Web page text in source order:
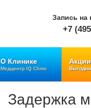
Запись на
+7
О Клинике
Медцентр IQ Clinic
Акции
Задержка